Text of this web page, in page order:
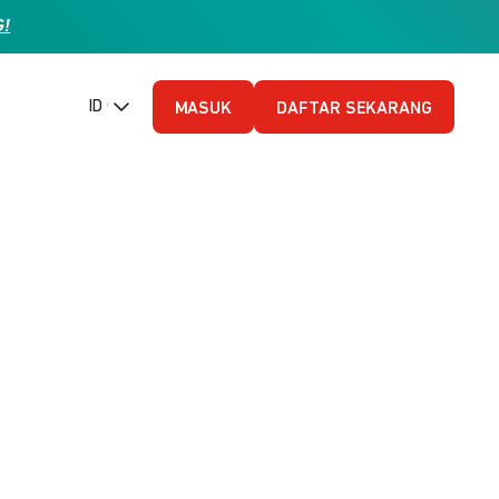
ID (Bahasa Indonesia)
MASUK DAFTAR SEKARANG